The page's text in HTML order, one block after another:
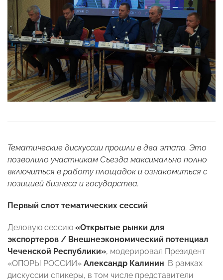
Тематические дискуссии прошли в два этапа. Это
позволило участникам Съезда максимально полно
включиться в работу площадок и ознакомиться с
позицией бизнеса и государства.
Первый слот тематических сессий
Деловую сессию «Открытые рынки для
экспортеров / Внешнеэкономический потенциал
Чеченской Республики», модерировал Президент
«ОПОРЫ РОССИИ» Александр Калинин. В рамках
дискуссии спикеры, в том числе представители